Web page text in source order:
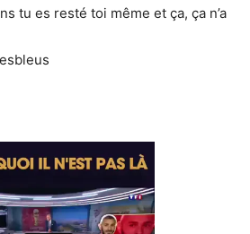
tu es resté toi même et ça, ça n’a